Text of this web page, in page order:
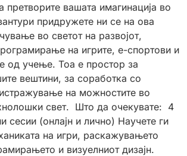
претворите вашата имагинација во
придружете ни се на ова
во светот на развојот,
на игрите, е-спортови и
од учење. Тоа е простор за
вештини, за соработка со
на можностите во
свет. Што да очекувате: 4
сесии (онлајн и лично) Научете ги
на игри, раскажувањето
и визуелниот дизајн.